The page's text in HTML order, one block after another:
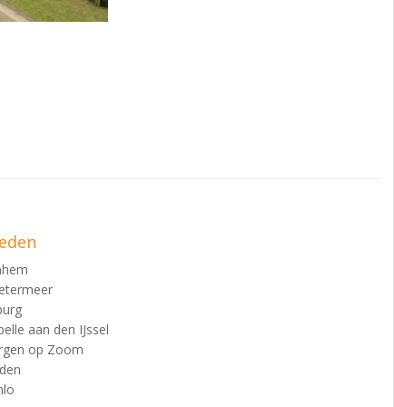
zetten en
aan den IJssel
op Zoom